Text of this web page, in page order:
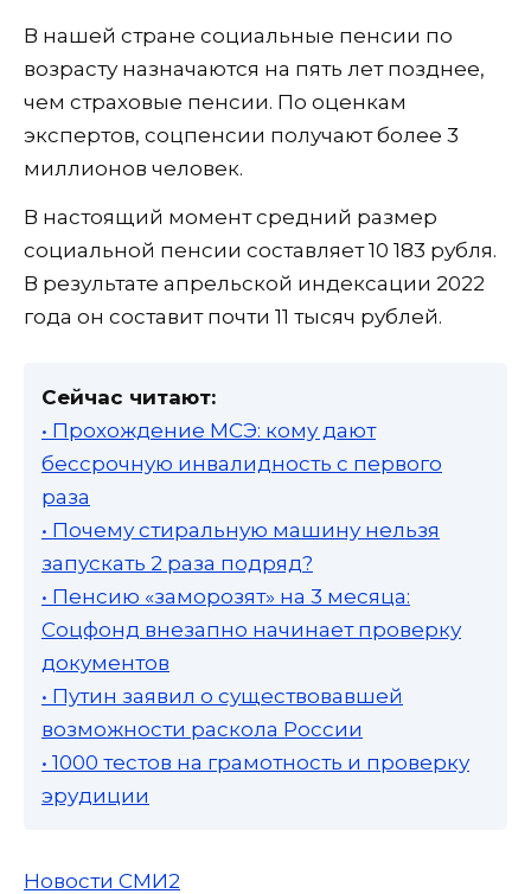
В нашей стране социальные пенсии по
возрасту назначаются на пять лет позднее,
чем страховые пенсии. По оценкам
экспертов, соцпенсии получают более 3
миллионов человек.
В настоящий момент средний размер
социальной пенсии составляет 10 183 рубля.
В результате апрельской индексации 2022
года он составит почти 11 тысяч рублей.
Сейчас читают:
• Прохождение МСЭ: кому дают
бессрочную инвалидность с первого
раза
• Почему стиральную машину нельзя
запускать 2 раза подряд?
• Пенсию «заморозят» на 3 месяца:
Соцфонд внезапно начинает проверку
документов
• Путин заявил о существовавшей
возможности раскола России
• 1000 тестов на грамотность и проверку
эрудиции
Новости СМИ2